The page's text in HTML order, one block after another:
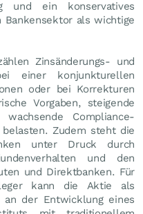
und ein konservatives
als wichtige
Zinsänderungs- und
einer konjunkturellen
oder bei Korrekturen
Vorgaben, steigende
wachsende Compliance-
Zudem steht die
unter Druck durch
und den
und Direktbanken. Für
kann die Aktie als
der Entwicklung eines